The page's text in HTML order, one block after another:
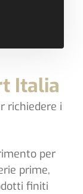
Italia
richiedere i
per
prime,
finiti